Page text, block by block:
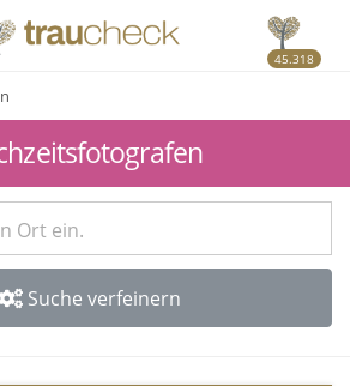
45.318
Suche verfeinern